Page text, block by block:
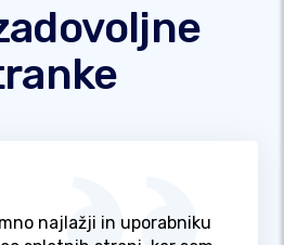
najlažji in uporabniku